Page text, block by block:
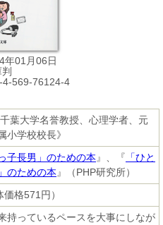
年01月06日
4-569-76124-4
葉大学名誉教授、心理学者、元
小学校校長》
子長男」のための本 』、『 「ひと
のための本 』（PHP研究所）
格571円）
持っているペースを大事にしなが